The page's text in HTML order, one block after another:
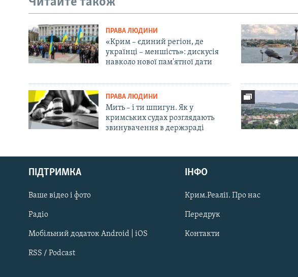
Qırımtatar
ДОЛУЧАЙСЯ!
ПРАВА ЛЮДИНИ
«Крим – єдиний регіон, де
українці – меншість»: дискусія
навколо нової пам'ятної дати
ПРАВА ЛЮДИНИ
Мить – і ти шпигун. Як у
кримських судах розглядають
звинувачення в держзраді
ПІДТРИМКА
Ваше відео і фото
Радіо
Мобільний додаток Android | iOS
RSS / Podcast
ІНФО
Крим.Реалії. Про нас
Передрук
Контакти